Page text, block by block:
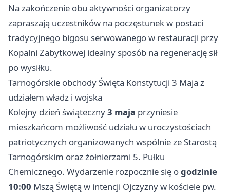
Na zakończenie obu aktywności organizatorzy
zapraszają uczestników na poczęstunek w postaci
tradycyjnego bigosu serwowanego w restauracji przy
Kopalni Zabytkowej idealny sposób na regenerację sił
po wysiłku.
Tarnogórskie obchody Święta Konstytucji 3 Maja z
udziałem władz i wojska
Kolejny dzień świąteczny3 maja przyniesie
mieszkańcom możliwość udziału w uroczystościach
patriotycznych organizowanych wspólnie ze Starostą
Tarnogórskim oraz żołnierzami 5. Pułku
Chemicznego. Wydarzenie rozpocznie się ogodzinie
10:00 Mszą Świętą w intencji Ojczyzny w kościele pw.